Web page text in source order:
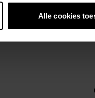
Alle cookies